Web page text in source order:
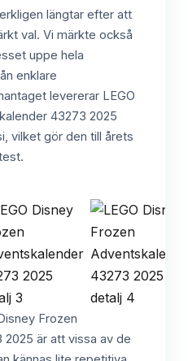
längtar efter att
val. Vi märkte också
uppe hela
enklare
levererar LEGO
43273 2025
vilket gör den till årets
Frozen
är att vissa av de